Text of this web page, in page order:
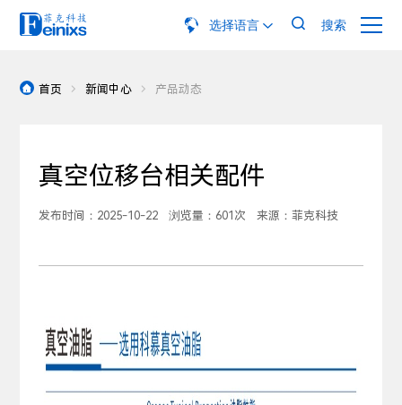
选择语言   搜索
 首页  新闻中心  产品动态
真空位移台相关配件
发布时间：2025-10-22 浏览量：601次 来源：菲克科技